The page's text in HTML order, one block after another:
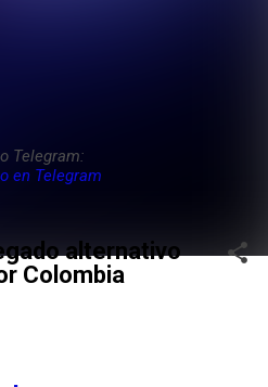
Telegram:
alternativo
Colombia